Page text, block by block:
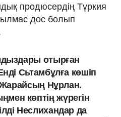
продюсердің Түркия
дос болып
отырған
Сьтамбұлға көшіп
Нұрлан.
көптің жүрегін
Неслихандар да